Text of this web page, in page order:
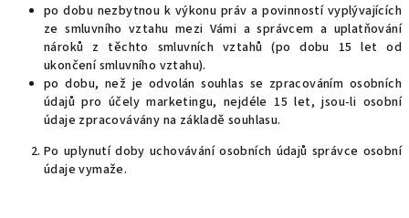
po dobu nezbytnou k výkonu práv a povinností vyplývajících
ze smluvního vztahu mezi Vámi a správcem a uplatňování
nároků z těchto smluvních vztahů (po dobu 15 let od
ukončení smluvního vztahu).
po dobu, než je odvolán souhlas se zpracováním osobních
údajů pro účely marketingu, nejdéle 15 let, jsou-li osobní
údaje zpracovávány na základě souhlasu.
Po uplynutí doby uchovávání osobních údajů správce osobní
údaje vymaže.